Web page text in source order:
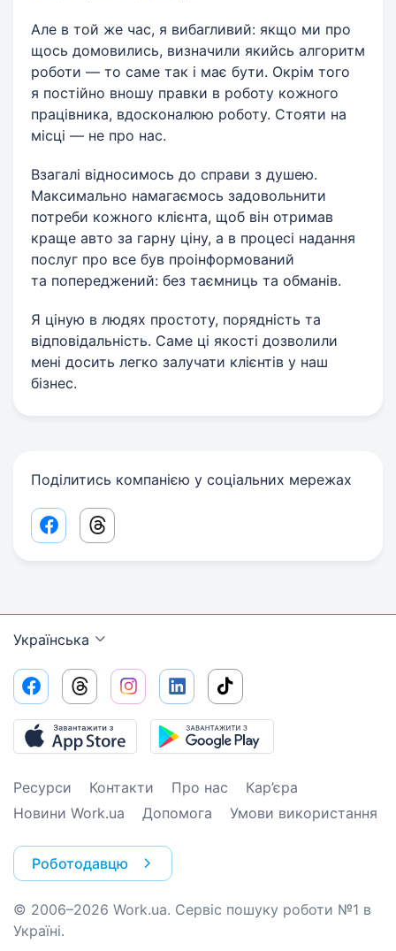
Але в той же час, я вибагливий: якщо ми про
щось домовились, визначили якийсь алгоритм
роботи — то саме так і має бути. Окрім того
я постійно вношу правки в роботу кожного
працівника, вдосконалюю роботу. Стояти на
місці — не про нас.
Взагалі відносимось до справи з душею.
Максимально намагаємось задовольнити
потреби кожного клієнта, щоб він отримав
краще авто за гарну ціну, а в процесі надання
послуг про все був проінформований
та попереджений: без таємниць та обманів.
Я ціную в людях простоту, порядність та
відповідальність. Саме ці якості дозволили
мені досить легко залучати клієнтів у наш
бізнес.
Поділитись компанією у соціальних мережах
Facebook share link
Threads share link
Українська
Ресурси Контакти Про нас
Кар’єра
Новини Work.ua
Допомога Умови використання
Роботодавцю
© 2006–2026 Work.ua. Сервіс пошуку роботи №1 в
Україні.